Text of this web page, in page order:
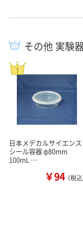
その他 実験
日本メデカルサイエンス
シール容器 φ80mm
100mL …
￥94 （税込